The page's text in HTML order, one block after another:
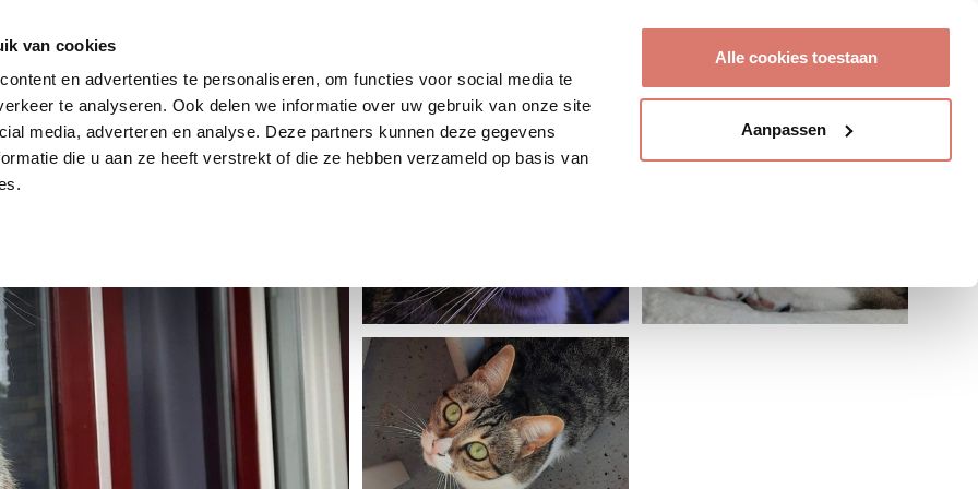
van cookies
en advertenties te personaliseren, om functies voor social media te
te analyseren. Ook delen we informatie over uw gebruik van onze site
media, adverteren en analyse. Deze partners kunnen deze gegevens
die u aan ze heeft verstrekt of die ze hebben verzameld op basis van
Alle cookies toestaan
Aanpassen
Hoe werkt het?